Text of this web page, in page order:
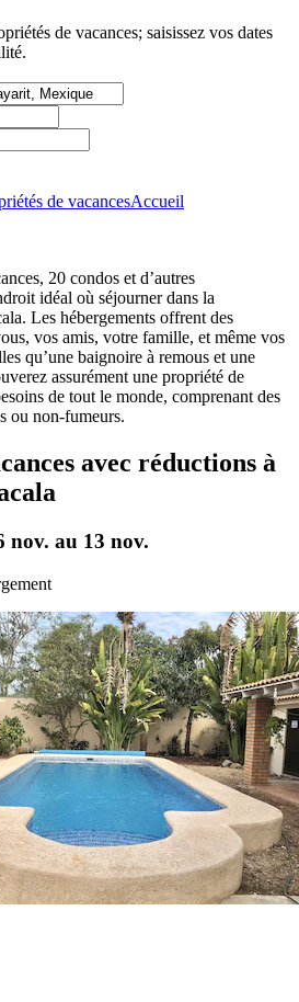
de vacances; saisissez vos dates
de vacancesAccueil
20 condos et d’autres
idéal où séjourner dans la
Les hébergements offrent des
vos amis, votre famille, et même vos
qu’une baignoire à remous et une
assurément une propriété de
de tout le monde, comprenant des
ou non-fumeurs.
avec réductions à
nov. au 13 nov.